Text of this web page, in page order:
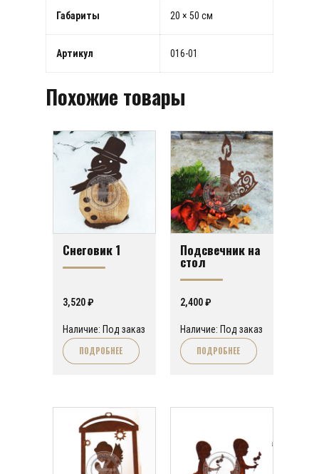
Габариты 20 × 50 см
Артикул 016-01
Похожие товары
Снеговик 1
3,520₽
Наличие: Под заказ
ПОДРОБНЕЕ
Подсвечник на
стол
2,400₽
Наличие: Под заказ
ПОДРОБНЕЕ